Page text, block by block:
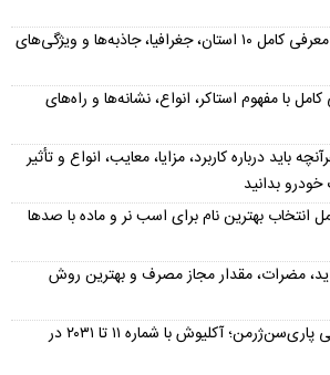
استان های ارمنستان؛ معرفی کامل ۱۰ استان، جغرافیا، جاذبه‌ها و ویژگی‌های
با مفهوم استاکر، انواع، نشانه‌ها و راه‌های
باید درباره کاربرد، مزایا، معایب، انواع و تأثیر
بدانید
انتخاب بهترین نام برای اسب نر و ماده با صدها
مضرات، مقدار مجاز مصرف و بهترین روش
خرید ۵۰ میلیون یورویی پاری‌سن‌ژرمن؛ آکلیوش با شماره ۱۱ تا ۲۰۳۱ در